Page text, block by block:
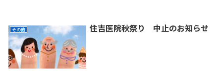
その他 住吉医院秋祭り 中止のお知らせ